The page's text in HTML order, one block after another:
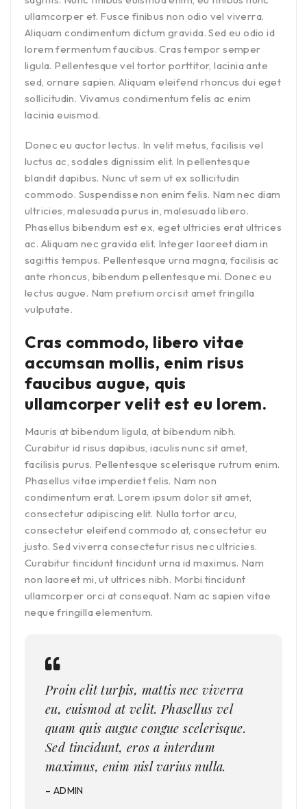
ullamcorper et. Fusce finibus non odio vel viverra.
Aliquam condimentum dictum gravida. Sed eu odio id
lorem fermentum faucibus. Cras tempor semper
ligula. Pellentesque vel tortor porttitor, lacinia ante
sed, ornare sapien. Aliquam eleifend rhoncus dui eget
sollicitudin. Vivamus condimentum felis ac enim
lacinia euismod.
Donec eu auctor lectus. In velit metus, facilisis vel
luctus ac, sodales dignissim elit. In pellentesque
blandit dapibus. Nunc ut sem ut ex sollicitudin
commodo. Suspendisse non enim felis. Nam nec diam
ultricies, malesuada purus in, malesuada libero.
Phasellus bibendum est ex, eget ultricies erat ultrices
ac. Aliquam nec gravida elit. Integer laoreet diam in
sagittis tempus. Pellentesque urna magna, facilisis ac
ante rhoncus, bibendum pellentesque mi. Donec eu
lectus augue. Nam pretium orci sit amet fringilla
vulputate.
Cras commodo, libero vitae
accumsan mollis, enim risus
faucibus augue, quis
ullamcorper velit est eu lorem.
Mauris at bibendum ligula, at bibendum nibh.
Curabitur id risus dapibus, iaculis nunc sit amet,
facilisis purus. Pellentesque scelerisque rutrum enim.
Phasellus vitae imperdiet felis. Nam non
condimentum erat. Lorem ipsum dolor sit amet,
consectetur adipiscing elit. Nulla tortor arcu,
consectetur eleifend commodo at, consectetur eu
justo. Sed viverra consectetur risus nec ultricies.
Curabitur tincidunt tincidunt urna id maximus. Nam
non laoreet mi, ut ultrices nibh. Morbi tincidunt
ullamcorper orci at consequat. Nam ac sapien vitae
neque fringilla elementum.
Proin elit turpis, mattis nec viverra
eu, euismod at velit. Phasellus vel
quam quis augue congue scelerisque.
Sed tincidunt, eros a interdum
maximus, enim nisl varius nulla.
– ADMIN